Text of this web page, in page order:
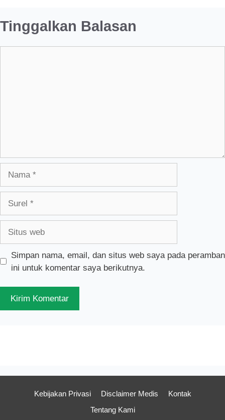
Tinggalkan Balasan
Simpan nama, email, dan situs web saya pada peramban
ini untuk komentar saya berikutnya.
Kebijakan Privasi Disclaimer Medis
Kontak
Tentang Kami